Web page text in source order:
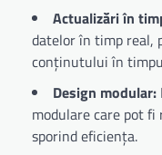
Actualizări în
datelor în timp real,
conținutului în
Design modular:
modulare care pot
sporind eficiența.